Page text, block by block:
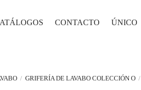
CONTACTO ÚNICO
/ GRIFERÍA DE LAVABO COLECCIÓN O /